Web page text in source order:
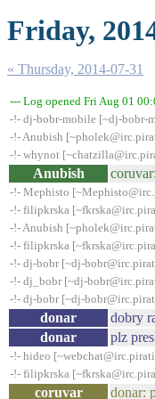
Friday,
« Thursday, 2014-07-31
--- Log opened Fri Aug 01
-!- dj-bobr-mobile [~dj-bobr-
-!- Anubish
-!- whynot
Anubish
-!- Mephisto
-!- filipkrska
-!- Anubish
-!- filipkrska
-!- dj-bobr [~dj-
-!- dj_bobr [~dj-
-!- dj-bobr [~dj-
donar dobry
donar
plz
-!- hideo
-!- filipkrska
coruvar donar: